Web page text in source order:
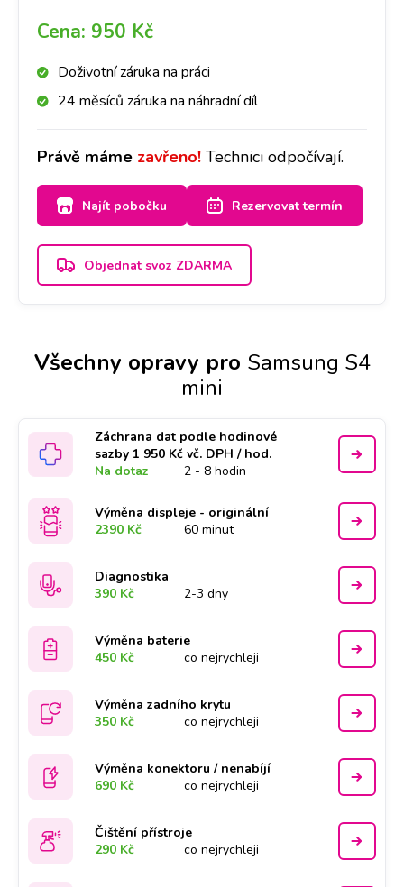
zase jako nový.
Cena: 950 Kč
Doživotní záruka na práci
24 měsíců záruka na náhradní díl
Právě máme zavřeno! Technici odpočívají.
Najít pobočku Rezervovat termín
Objednat svoz ZDARMA
Všechny opravy pro Samsung S4
mini
Záchrana dat podle hodinové
sazby 1 950 Kč vč. DPH / hod.
Na dotaz
2 - 8 hodin
Výměna displeje - originální
2390 Kč
60 minut
Diagnostika
390 Kč
2-3 dny
Výměna baterie
450 Kč
co nejrychleji
Výměna zadního krytu
350 Kč
co nejrychleji
Výměna konektoru / nenabíjí
690 Kč
co nejrychleji
Čištění přístroje
290 Kč
co nejrychleji